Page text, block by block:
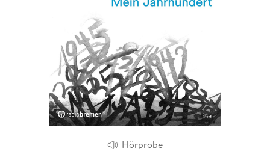
Hörprobe